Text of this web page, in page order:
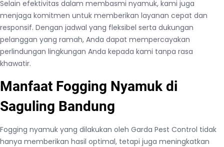
Selain efektivitas dalam membasmi nyamuk, kami juga
menjaga komitmen untuk memberikan layanan cepat dan
responsif. Dengan jadwal yang fleksibel serta dukungan
pelanggan yang ramah, Anda dapat mempercayakan
perlindungan lingkungan Anda kepada kami tanpa rasa
khawatir.
Manfaat Fogging Nyamuk di
Saguling Bandung
Fogging nyamuk yang dilakukan oleh Garda Pest Control tidak
hanya memberikan hasil optimal, tetapi juga meningkatkan